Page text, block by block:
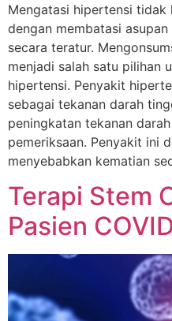
Mengatasi hipertensi tidak
dengan membatasi
secara teratur.
menjadi salah satu pilihan
hipertensi. Penyakit
sebagai tekanan darah
peningkatan tekanan
pemeriksaan. Penyakit ini
menyebabkan kematian
Terapi Stem
Pasien